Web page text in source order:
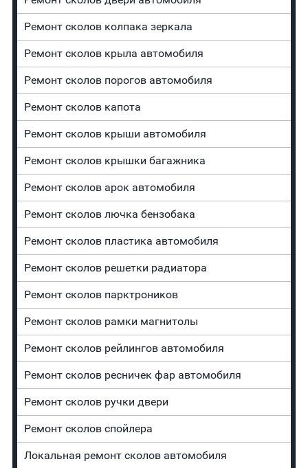
Ремонт сколов колпака зеркала
Ремонт сколов крыла автомобиля
Ремонт сколов порогов автомобиля
Ремонт сколов капота
Ремонт сколов крыши автомобиля
Ремонт сколов крышки багажника
Ремонт сколов арок автомобиля
Ремонт сколов лючка бензобака
Ремонт сколов пластика автомобиля
Ремонт сколов решетки радиатора
Ремонт сколов парктроников
Ремонт сколов рамки магнитолы
Ремонт сколов рейлингов автомобиля
Ремонт сколов ресничек фар автомобиля
Ремонт сколов ручки двери
Ремонт сколов спойлера
Локальная ремонт сколов автомобиля